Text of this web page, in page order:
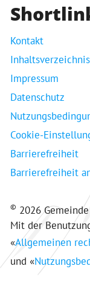
Kontakt
Inhaltsverzeichnis
Impressum
Datenschutz
Cookie-
Barrierefreiheit
Barrierefreiheit
© 2026
Mit der
«Allgemeinen
und «